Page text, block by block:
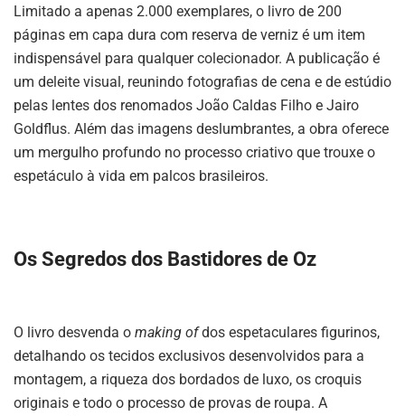
Limitado a apenas 2.000 exemplares, o livro de 200
páginas em capa dura com reserva de verniz é um item
indispensável para qualquer colecionador. A publicação é
um deleite visual, reunindo fotografias de cena e de estúdio
pelas lentes dos renomados João Caldas Filho e Jairo
Goldflus. Além das imagens deslumbrantes, a obra oferece
um mergulho profundo no processo criativo que trouxe o
espetáculo à vida em palcos brasileiros.
Os Segredos dos Bastidores de Oz
O livro desvenda o making ofdos espetaculares figurinos,
detalhando os tecidos exclusivos desenvolvidos para a
montagem, a riqueza dos bordados de luxo, os croquis
originais e todo o processo de provas de roupa. A